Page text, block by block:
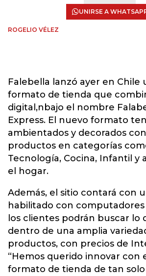
UNIRSE A
ROGELIO VÉLEZ
Falebella lanzó ayer en Chile
formato de tienda que
digital,nbajo el nombre
Express. El nuevo formato
ambientados y decorados
productos en categorías
Tecnología, Cocina, Infantil y
el hogar.
Además, el sitio contará con
habilitado con
los clientes podrán buscar lo
dentro de una amplia
productos, con precios de
“Hemos querido innovar con
formato de tienda de tan